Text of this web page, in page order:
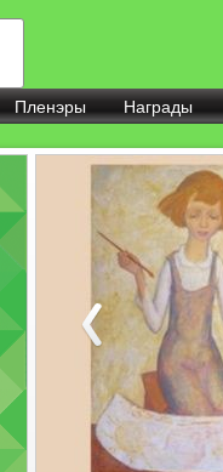
Пленэры Награды